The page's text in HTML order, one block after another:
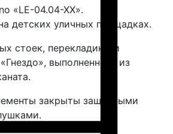
«LE-04.04-XX».
детских уличных площадках.
стоек, перекладины и
выполненного из
закрыты защитными